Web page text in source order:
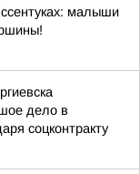
малыши
дело в
соцконтракту